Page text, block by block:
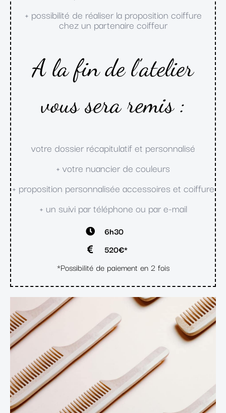
+ possibilité de réaliser la proposition coiffure
chez un partenaire coiffeur
A la fin de l’atelier
vous sera remis :
votre dossier récapitulatif et personnalisé
+ votre nuancier de couleurs
+ proposition personnalisée accessoires et coiffure
+ un suivi par téléphone ou par e-mail
6h30
520€*
*Possibilité de paiement en 2 fois